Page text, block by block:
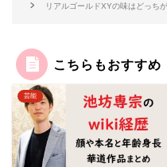
リアルゴールドXYの味はどっち
こちらもおすすめ
芸能